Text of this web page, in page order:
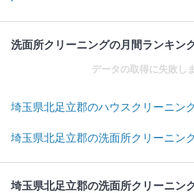
洗面所クリーニングの月間ランキン
データの取得に失敗し
埼玉県北足立郡のハウスクリーニン
埼玉県北足立郡の洗面所クリーニン
埼玉県北足立郡の洗面所クリーニン